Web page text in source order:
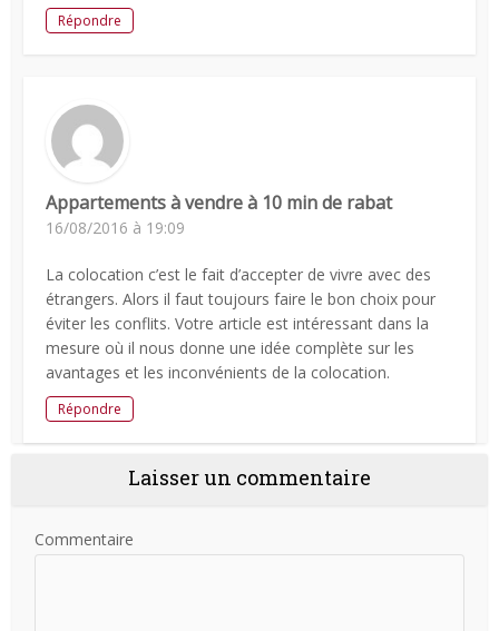
Répondre
Appartements à vendre à 10 min de rabat
16/08/2016 à 19:09
La colocation c’est le fait d’accepter de vivre avec des
étrangers. Alors il faut toujours faire le bon choix pour
éviter les conflits. Votre article est intéressant dans la
mesure où il nous donne une idée complète sur les
avantages et les inconvénients de la colocation.
Répondre
Laisser un commentaire
Commentaire